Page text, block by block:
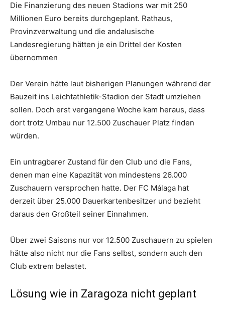
Die Finanzierung des neuen Stadions war mit 250
Millionen Euro bereits durchgeplant. Rathaus,
Provinzverwaltung und die andalusische
Landesregierung hätten je ein Drittel der Kosten
übernommen
Der Verein hätte laut bisherigen Planungen während der
Bauzeit ins Leichtathletik-Stadion der Stadt umziehen
sollen. Doch erst vergangene Woche kam heraus, dass
dort trotz Umbau nur 12.500 Zuschauer Platz finden
würden.
Ein untragbarer Zustand für den Club und die Fans,
denen man eine Kapazität von mindestens 26.000
Zuschauern versprochen hatte. Der FC Málaga hat
derzeit über 25.000 Dauerkartenbesitzer und bezieht
daraus den Großteil seiner Einnahmen.
Über zwei Saisons nur vor 12.500 Zuschauern zu spielen
hätte also nicht nur die Fans selbst, sondern auch den
Club extrem belastet.
Lösung wie in Zaragoza nicht geplant